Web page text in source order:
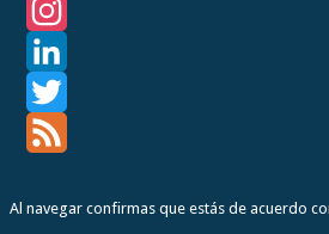
Al navegar confirmas que estás de acuerdo
F
a
c
e
o
n
s
a
L
k
T
ie